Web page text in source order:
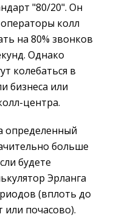
"80/20". Он
колл
на 80% звонков
Однако
колебаться в
бизнеса или
центра.
определенный
больше
будете
Эрланга
(вплоть до
или почасово).